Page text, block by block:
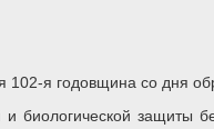
я годовщина со дня
биологической